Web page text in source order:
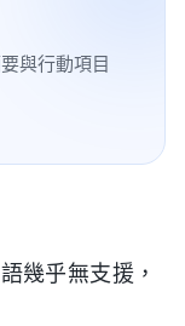
與行動項目
幾乎無支援，